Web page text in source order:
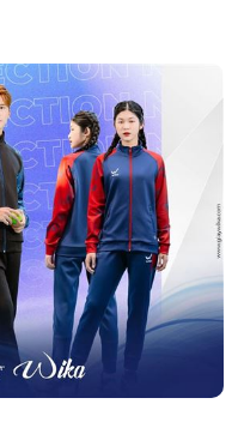
thường bị hở mũi
lại xảy ra và cách